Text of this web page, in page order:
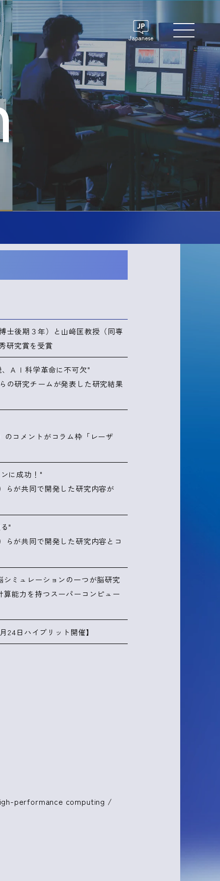
Japanese
士後期３年）と山﨑匡教授（同専
研究賞を受賞
ＡＩ科学革命に不可欠"
の研究チームが発表した研究結果
のコメントがコラム枠「レーザ
に成功！"
らが共同で開発した研究内容が
"
らが共同で開発した研究内容とコ
シミュレーションの一つが脳研究
能力を持つスーパーコンピュー
24日ハイブリット開催】
performance computing /